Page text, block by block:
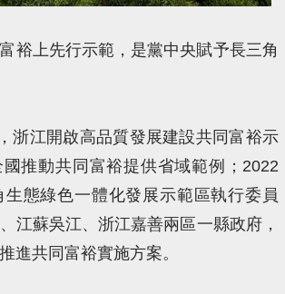
裕上先行示範，是黨中央賦予長三角
浙江開啟高品質發展建設共同富裕示
推動共同富裕提供省域範例；2022
態綠色一體化發展示範區執行委員
江蘇吳江、浙江嘉善兩區一縣政府，
進共同富裕實施方案。